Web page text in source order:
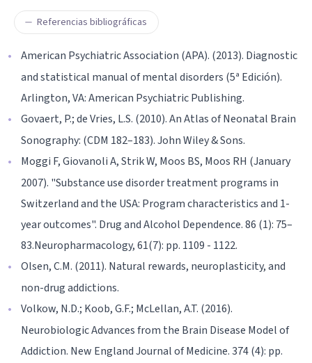
Referencias bibliográficas
American Psychiatric Association (APA). (2013). Diagnostic
and statistical manual of mental disorders (5ª Edición).
Arlington, VA: American Psychiatric Publishing.
Govaert, P.; de Vries, L.S. (2010). An Atlas of Neonatal Brain
Sonography: (CDM 182–183). John Wiley & Sons.
Moggi F, Giovanoli A, Strik W, Moos BS, Moos RH (January
2007). "Substance use disorder treatment programs in
Switzerland and the USA: Program characteristics and 1-
year outcomes". Drug and Alcohol Dependence. 86 (1): 75–
83.Neuropharmacology, 61(7): pp. 1109 - 1122.
Olsen, C.M. (2011). Natural rewards, neuroplasticity, and
non-drug addictions.
Volkow, N.D.; Koob, G.F.; McLellan, A.T. (2016).
Neurobiologic Advances from the Brain Disease Model of
Addiction. New England Journal of Medicine. 374 (4): pp.